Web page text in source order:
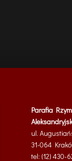
Parafia
ul.
31-064
tel: (12) 430-